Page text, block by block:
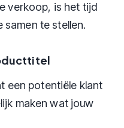
verkoop, is het tijd
te stellen.
een potentiële klant
maken wat jouw